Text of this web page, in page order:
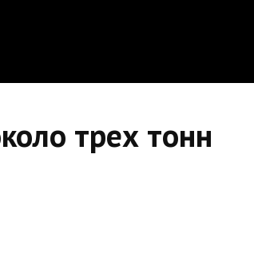
трех тонн